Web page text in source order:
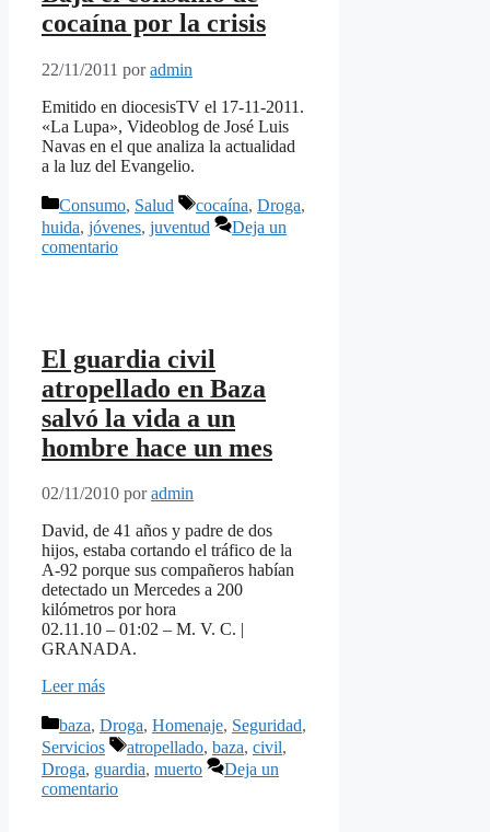
cocaína por la crisis
22/11/2011 poradmin
Emitido en diocesisTV el 17-11-2011.
«La Lupa», Videoblog de José Luis
Navas en el que analiza la actualidad
a la luz del Evangelio.
Categorías
Consumo, Salud Etiquetas
cocaína, Droga,
huida, jóvenes, juventud
Deja un
comentario
El guardia civil
atropellado en Baza
salvó la vida a un
hombre hace un mes
02/11/2010 poradmin
David, de 41 años y padre de dos
hijos, estaba cortando el tráfico de la
A-92 porque sus compañeros habían
detectado un Mercedes a 200
kilómetros por hora
02.11.10 – 01:02 – M. V. C. |
GRANADA.
Leer más
Categorías
baza, Droga, Homenaje, Seguridad,
Servicios
Etiquetas
atropellado, baza, civil,
Droga, guardia, muerto
Deja un
comentario